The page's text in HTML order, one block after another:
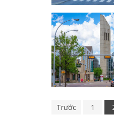
Trước 1